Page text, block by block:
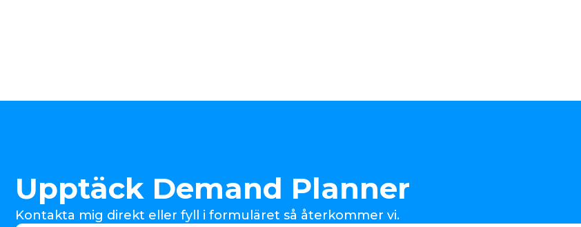
Upptäck Demand Planner
Kontakta mig direkt eller fyll i formuläret så återkommer vi.